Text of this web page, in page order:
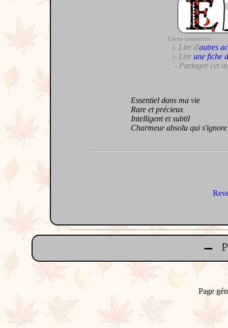
Liens connexes :
|- Lire d'autres
|- Lire une fiche
`- Partager cet
Essentiel dans ma vie
Rare et précieux
Intelligent et subtil
Charmeur absolu qui
Page